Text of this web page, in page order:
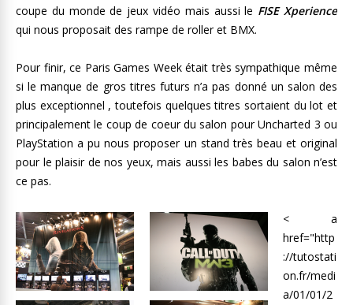
coupe du monde de jeux vidéo mais aussi le FISE Xperience
qui nous proposait des rampe de roller et BMX.
Pour finir, ce Paris Games Week était très sympathique même
si le manque de gros titres futurs n’a pas donné un salon des
plus exceptionnel , toutefois quelques titres sortaient du lot et
principalement le coup de coeur du salon pour Uncharted 3 ou
PlayStation a pu nous proposer un stand très beau et original
pour le plaisir de nos yeux, mais aussi les babes du salon n’est
ce pas.
< a
href="http
://tutostati
on.fr/medi
a/01/01/2